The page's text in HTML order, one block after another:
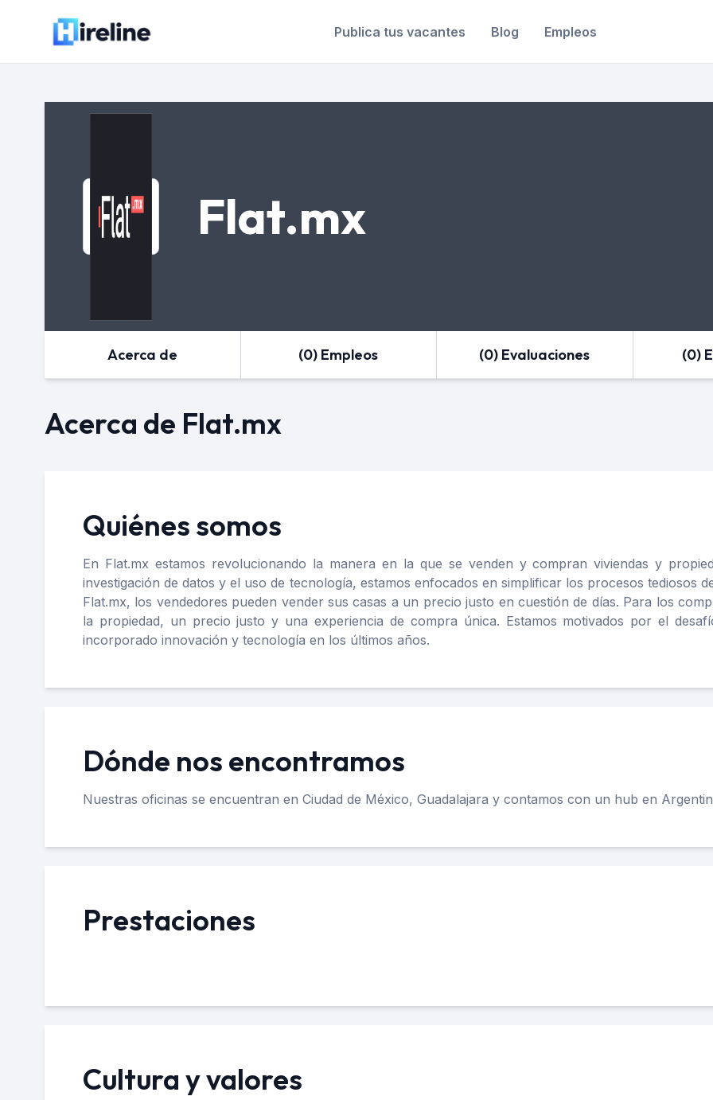
Publica tus vacantes Blog Empleos
Flat.mx
Acerca de (0) Empleos (0) Evaluaciones (0)
Acerca de Flat.mx
Quiénes somos
En Flat.mx estamos revolucionando la manera en la que se venden y compran viviendas y
investigación de datos y el uso de tecnología, estamos enfocados en simplificar los procesos tediosos
Flat.mx, los vendedores pueden vender sus casas a un precio justo en cuestión de días. Para los
la propiedad, un precio justo y una experiencia de compra única. Estamos motivados por el
incorporado innovación y tecnología en los últimos años.
Dónde nos encontramos
Nuestras oficinas se encuentran en Ciudad de México, Guadalajara y contamos con un hub en
Prestaciones
Cultura y valores